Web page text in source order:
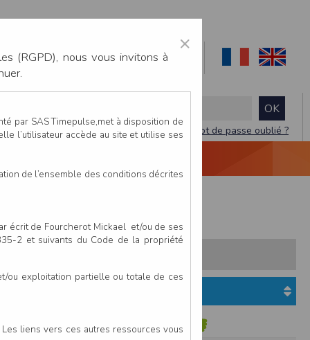
Mot de passe oublié ?
×
(RGPD), nous vous invitons à
par SAS Timepulse,met à disposition de
l’utilisateur accède au site et utilise ses
de l’ensemble des conditions décrites
écrit de Fourcherot Mickael et/ou de ses
2 et suivants du Code de la propriété
ou exploitation partielle ou totale de ces
liens vers ces autres ressources vous